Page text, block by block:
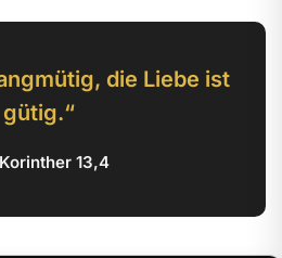
die Liebe ist
gütig.“
13,4